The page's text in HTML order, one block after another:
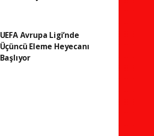
UEFA Avrupa Ligi’nde
Üçüncü Eleme Heyecanı
Başlıyor